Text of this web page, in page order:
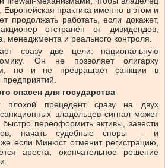
Европейская практика именно в этом и
продолжать работать, если докажет,
отстранён от дивидендов,
менеджмента и реального контроля.
сразу две цели: национальную
Он не позволяет олигарху
но и не превращает санкции в
опасен для государства
плохой прецедент сразу на двух
владельцев сигнал может
переоформить активы, завести
начать судебные споры — и
если Минюст отменит регистрацию,
ареста, окончательное решение